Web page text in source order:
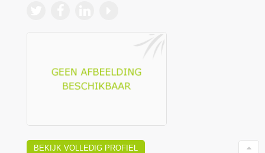
BEKIJK VOLLEDIG PROFIEL